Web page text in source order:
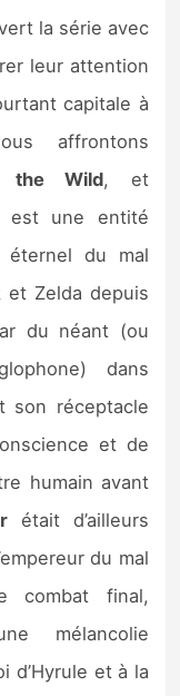
la série avec
leur attention
capitale à
affrontons
the Wild, et
est une entité
éternel du mal
Zelda depuis
du néant (ou
dans
son réceptacle
et de
humain avant
était d’ailleurs
du mal
final,
mélancolie
d’Hyrule et à la